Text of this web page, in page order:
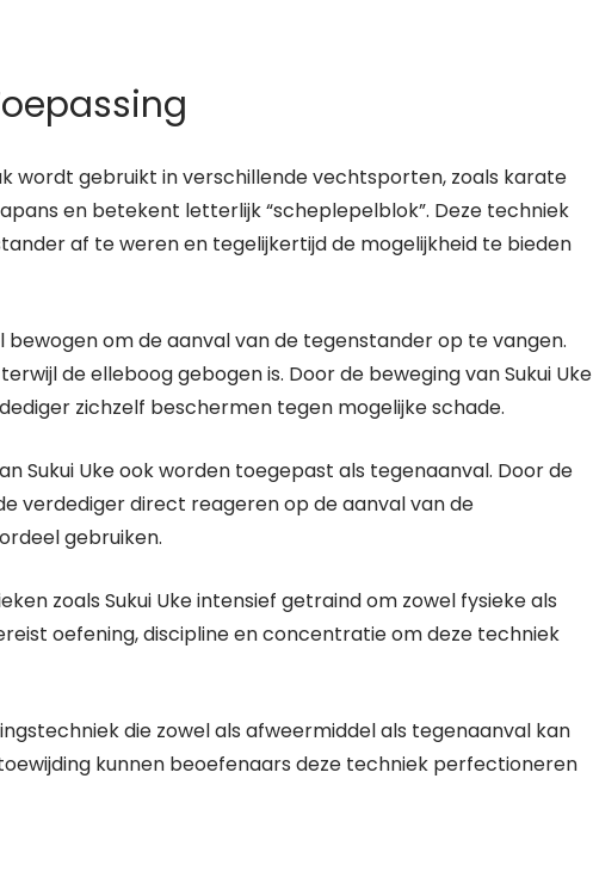
wordt gebruikt in verschillende vechtsporten, zoals karate
en betekent letterlijk “scheplepelblok”. Deze techniek
af te weren en tegelijkertijd de mogelijkheid te bieden
bewogen om de aanval van de tegenstander op te vangen.
de elleboog gebogen is. Door de beweging van Sukui Uke
zichzelf beschermen tegen mogelijke schade.
Sukui Uke ook worden toegepast als tegenaanval. Door de
verdediger direct reageren op de aanval van de
gebruiken.
zoals Sukui Uke intensief getraind om zowel fysieke als
oefening, discipline en concentratie om deze techniek
die zowel als afweermiddel als tegenaanval kan
kunnen beoefenaars deze techniek perfectioneren